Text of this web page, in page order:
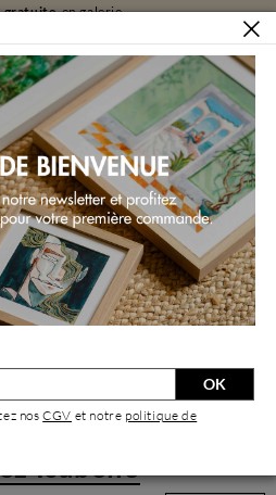
gratuiteen galerie
ISABELLE
Artiste Contemporain : Oeuvres &
Isabelle
OK
nosCGV et notre politique de